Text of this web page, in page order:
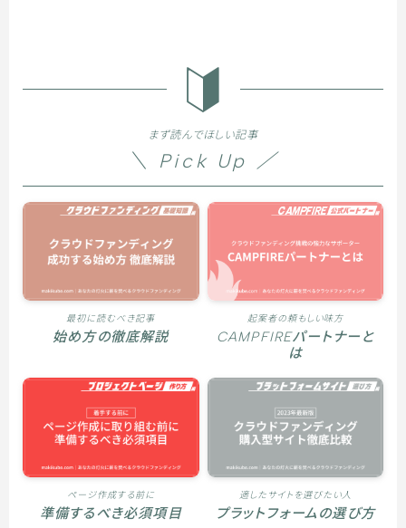
まず読んでほしい記事
＼ Pick Up ／
最初に読むべき記事
始め方の徹底解説
起案者の頼もしい味方
CAMPFIREパートナーと
は
ページ作成する前に
準備するべき必須項目
適したサイトを選びたい人
プラットフォームの選び方